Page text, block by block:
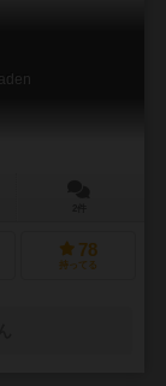
78
持ってる